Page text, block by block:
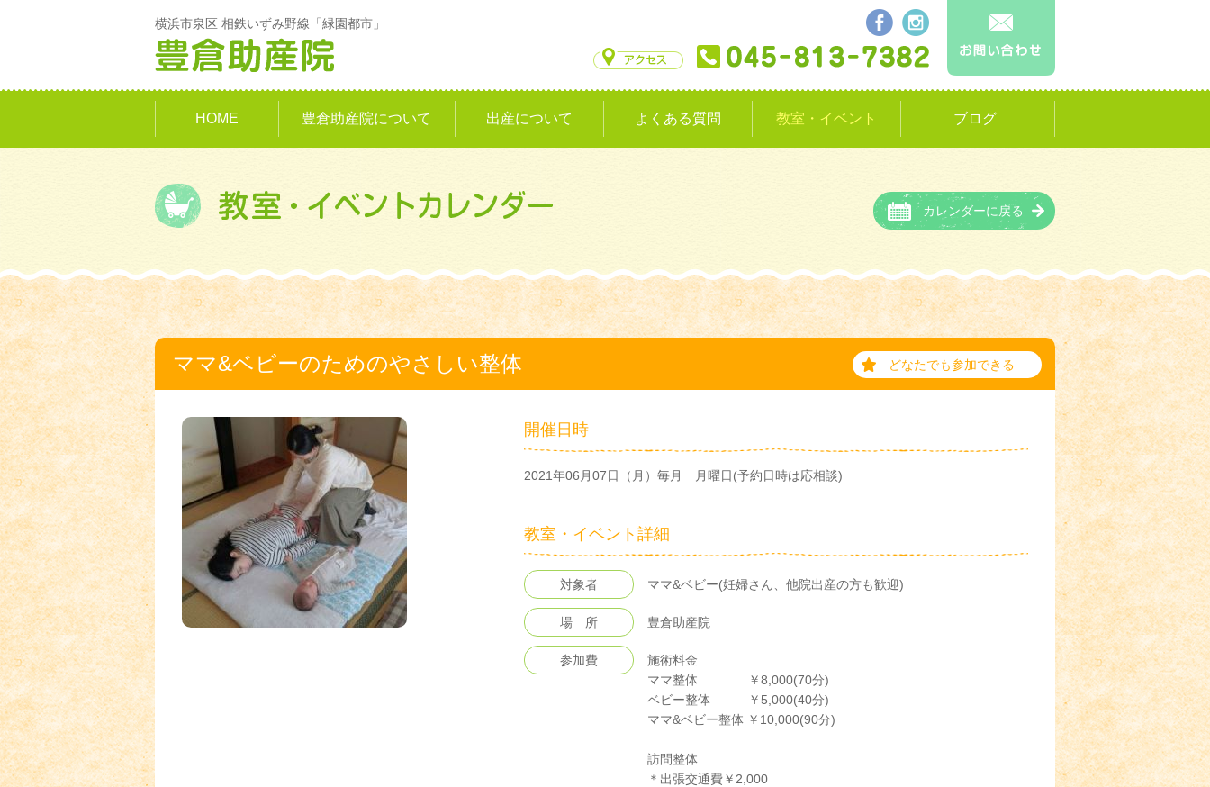
横浜市泉区 相鉄いずみ野線「緑園都市」
HOME 豊倉助産院について 出産について よくある質問 教室・イベント ブログ
カレンダーに戻る
ママ&ベビーのためのやさしい整体 どなたでも参加できる
開催日時
2021年06月07日（月）毎月 月曜日(予約日時は応相談)
教室・イベント詳細
対象者 ママ&ベビー(妊婦さん、他院出産の方も歓迎)
場 所 豊倉助産院
参加費
施術料金
ママ整体 ￥8,000(70分)
ベビー整体 ￥5,000(40分)
ママ&ベビー整体 ￥10,000(90分)
訪問整体
＊出張交通費￥2,000